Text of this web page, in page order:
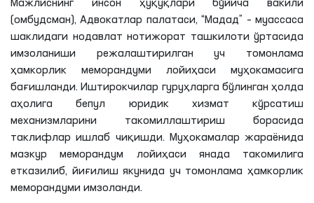
Мажлиснинг инсон ҳуқуқлари бўйича вакили
(омбудсман), Адвокатлар палатаси, “Мадад” – муассаса
шаклидаги нодавлат нотижорат ташкилоти ўртасида
имзоланиши режалаштирилган уч томонлама
ҳамкорлик меморандуми лойиҳаси муҳокамасига
бағишланди. Иштирокчилар гуруҳларга бўлинган ҳолда
аҳолига бепул юридик хизмат кўрсатиш
механизмларини такомиллаштириш борасида
таклифлар ишлаб чиқишди. Муҳокамалар жараёнида
мазкур меморандум лойиҳаси янада такомилига
етказилиб, йиғилиш якунида уч томонлама ҳамкорлик
меморандуми имзоланди.